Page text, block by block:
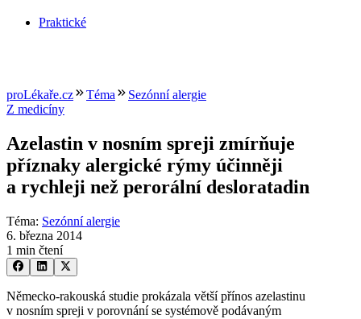
Praktické
proLékaře.cz Téma
Sezónní alergie
Z medicíny
Azelastin v nosním spreji zmírňuje
příznaky alergické rýmy účinněji
a rychleji než perorální desloratadin
Téma: Sezónní alergie
6. března 2014
1 min čtení
Německo-rakouská studie prokázala větší přínos azelastinu
v nosním spreji v porovnání se systémově podávaným